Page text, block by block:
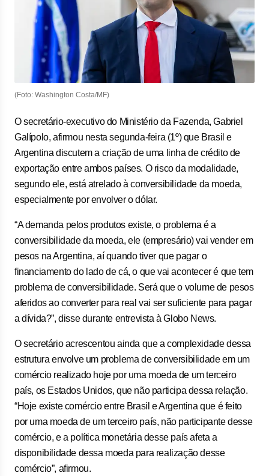
(Foto: Washington Costa/MF)
O secretário-executivo do Ministério da Fazenda, Gabriel
Galípolo, afirmou nesta segunda-feira (1º) que Brasil e
Argentina discutem a criação de uma linha de crédito de
exportação entre ambos países. O risco da modalidade,
segundo ele, está atrelado à conversibilidade da moeda,
especialmente por envolver o dólar.
“A demanda pelos produtos existe, o problema é a
conversibilidade da moeda, ele (empresário) vai vender em
pesos na Argentina, aí quando tiver que pagar o
financiamento do lado de cá, o que vai acontecer é que tem
problema de conversibilidade. Será que o volume de pesos
aferidos ao converter para real vai ser suficiente para pagar
a dívida?”, disse durante entrevista à Globo News.
O secretário acrescentou ainda que a complexidade dessa
estrutura envolve um problema de conversibilidade em um
comércio realizado hoje por uma moeda de um terceiro
país, os Estados Unidos, que não participa dessa relação.
“Hoje existe comércio entre Brasil e Argentina que é feito
por uma moeda de um terceiro país, não participante desse
comércio, e a política monetária desse país afeta a
disponibilidade dessa moeda para realização desse
comércio”, afirmou.